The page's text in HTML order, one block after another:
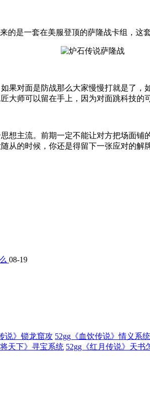
是一套在美服登顶的萨隆战卡组，这
对面是防战那么大家慢慢打就是了，
师可以留在手上，因为对面跳科技的
主流。前期一定不能让对方把场面铺
从的时候，你还是得留下一张应对的
08-19
说》锁龙窟攻 52gg《血饮传说》情义系统
天下》寻宝系统 52gg《红月传说》天书